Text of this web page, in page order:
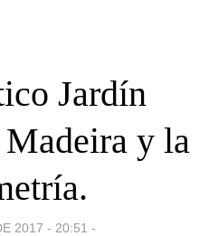
Jardín
y la
2017 - 20:51 -